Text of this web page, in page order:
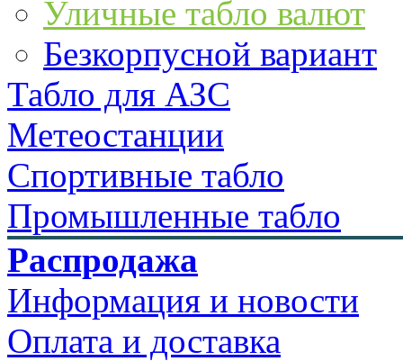
Уличные табло валют
Безкорпусной вариант
Табло для АЗС
Метеостанции
Спортивные табло
Промышленные табло
Распродажа
Информация и новости
Оплата и доставка